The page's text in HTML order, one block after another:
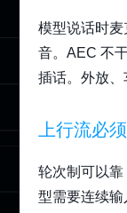
模型说话时
音。AEC 不
插话。外放、
上行流必
轮次制可以
型需要连续输